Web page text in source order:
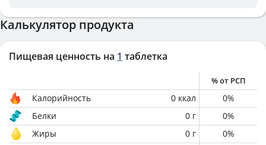
Калькулятор продукта
Пищевая ценность на 1 таблетка
% от РСП
Калорийность 0 ккал 0%
Белки
0 г 0%
Жиры
0 г 0%